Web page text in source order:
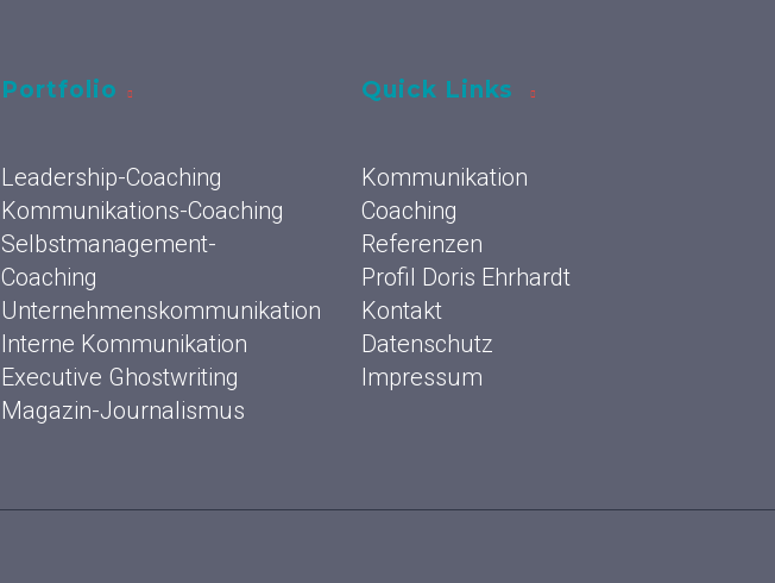
Portfolio
Leadership-Coaching
Kommunikations-Coaching
Selbstmanagement-
Coaching
Unternehmenskommunikation
Interne Kommunikation
Executive Ghostwriting
Magazin-Journalismus
Quick Links
Kommunikation
Coaching
Referenzen
Profil Doris Ehrhardt
Kontakt
Datenschutz
Impressum